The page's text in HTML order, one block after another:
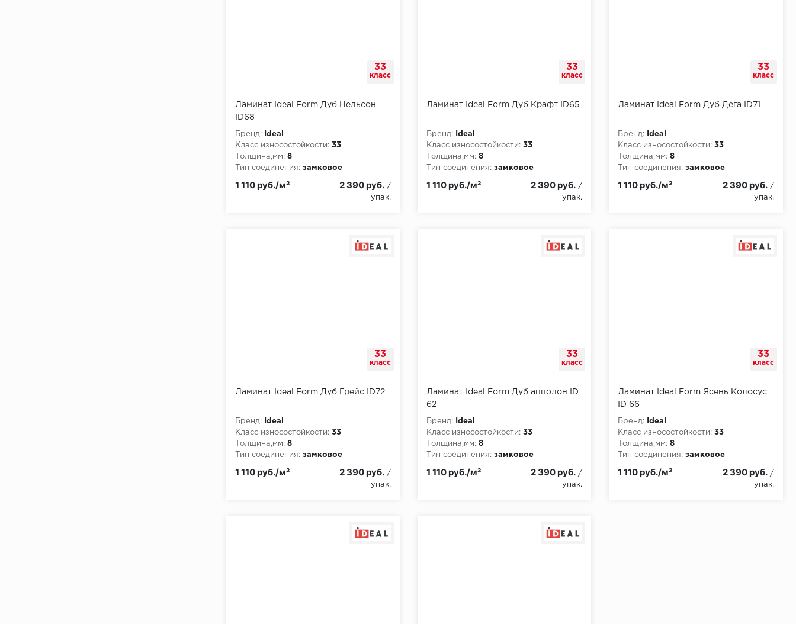
33
класс
Ламинат Ideal Form Дуб Нельсон
ID68
Бренд:
Ideal
Класс износостойкости: 33
Толщина,мм: 8
Тип соединения: замковое
1 110 руб./м² 2 390 руб. /
упак.
33
класс
Ламинат Ideal Form Дуб Крафт ID65
Бренд:
Ideal
Класс износостойкости: 33
Толщина,мм: 8
Тип соединения: замковое
1 110 руб./м² 2 390 руб. /
упак.
33
класс
Ламинат Ideal Form Дуб Дега ID71
Бренд:
Ideal
Класс износостойкости: 33
Толщина,мм: 8
Тип соединения: замковое
1 110 руб./м² 2 390 руб. /
упак.
33
класс
Ламинат Ideal Form Дуб Грейс ID72
Бренд:
Ideal
Класс износостойкости: 33
Толщина,мм: 8
Тип соединения: замковое
1 110 руб./м² 2 390 руб. /
упак.
33
класс
Ламинат Ideal Form Дуб апполон ID
62
Бренд:
Ideal
Класс износостойкости: 33
Толщина,мм: 8
Тип соединения: замковое
1 110 руб./м² 2 390 руб. /
упак.
33
класс
Ламинат Ideal Form Ясень Колосус
ID 66
Бренд:
Ideal
Класс износостойкости: 33
Толщина,мм: 8
Тип соединения: замковое
1 110 руб./м² 2 390 руб. /
упак.